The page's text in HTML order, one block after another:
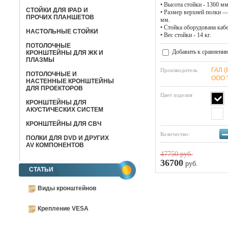
CТОЙКИ ДЛЯ IPAD И
ПРОЧИХ ПЛАНШЕТОВ
НАСТОЛЬНЫЕ СТОЙКИ
ПОТОЛОЧНЫЕ
КРОНШТЕЙНЫ ДЛЯ ЖК И
ПЛАЗМЫ
ПОТОЛОЧНЫЕ И
НАСТЕННЫЕ КРОНШТЕЙНЫ
ДЛЯ ПРОЕКТОРОВ
КРОНШТЕЙНЫ ДЛЯ
АКУСТИЧЕСКИХ СИСТЕМ
КРОНШТЕЙНЫ ДЛЯ СВЧ
ПОЛКИ ДЛЯ DVD И ДРУГИХ
AV КОМПОНЕНТОВ
СТАТЬИ
Виды кронштейнов
Крепление VESA
• Высота стойки - 1360
• Размер верхней полки
мм.
• Стойка оборудована
• Вес стойки - 14 кг.
Добавить к
Производитель
ГАЛ
ООО
Цвет изделия
Количество: −
47750руб.
36700 руб.